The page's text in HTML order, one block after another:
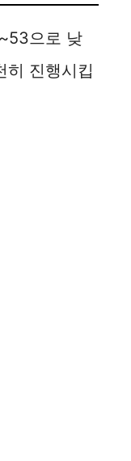
으로 낮
히 진행시킵